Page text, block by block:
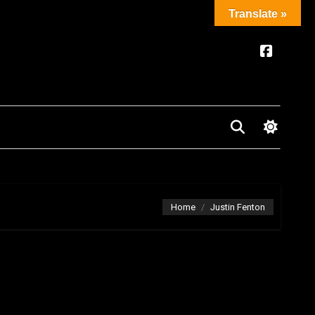
Home Justin Fenton
Translate »